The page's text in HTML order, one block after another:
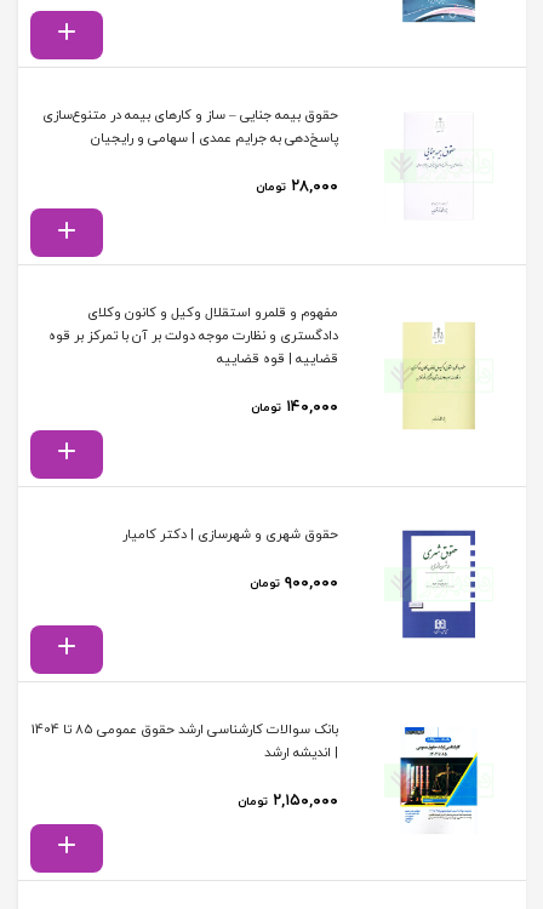
حقوق بیمه جنایی – ساز و کارهای بیمه در متنوع‌سازی
پاسخ‌دهی به جرایم عمدی | سهامی و رایجیان
۲۸,۰۰۰ تومان
مفهوم و قلمرو استقلال وکیل و کانون وکلای
دادگستری و نظارت موجه دولت بر آن با تمرکز بر قوه
قضاییه | قوه قضاییه
۱۴۰,۰۰۰ تومان
حقوق شهری و شهرسازی | دکتر کامیار
۹۰۰,۰۰۰ تومان
بانک سوالات کارشناسی ارشد حقوق عمومی 85 تا 1404
| اندیشه ارشد
۲,۱۵۰,۰۰۰ تومان